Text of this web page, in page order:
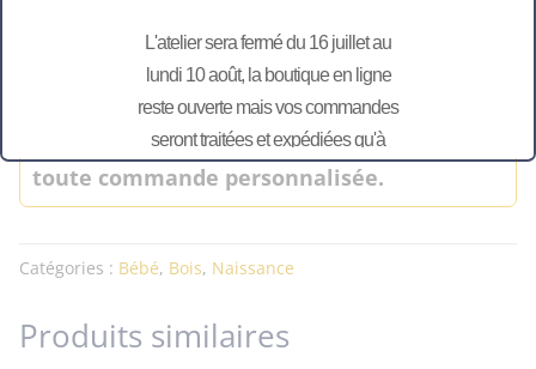
Attention : Conformément à l’article L 121-
20-2 du code de la consommation, le droit
de rétractation ne peut être exercé pour
toute commande personnalisée.
Catégories : Bébé, Bois, Naissance
Produits similaires
L'atelier sera fermé du 16 juillet au
lundi 10 août, la boutique en ligne
reste ouverte mais vos commandes
seront traitées et expédiées qu'à
partir du 11 août.